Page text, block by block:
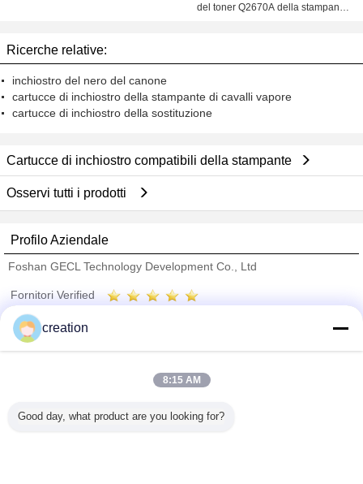
del toner Q2670A della stampante
Ricerche relative:
inchiostro del nero del canone
cartucce di inchiostro della stampante di cavalli vapore
cartucce di inchiostro della sostituzione
Cartucce di inchiostro compatibili della stampante
Osservi tutti i prodotti
Profilo Aziendale
Foshan GECL Technology Development Co., Ltd
Fornitori Verified
Trust Seal
Tutti i prodotti
creation
8:15 AM
Good day, what product are you looking for?